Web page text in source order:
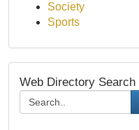
Society
Sports
Web Directory Search